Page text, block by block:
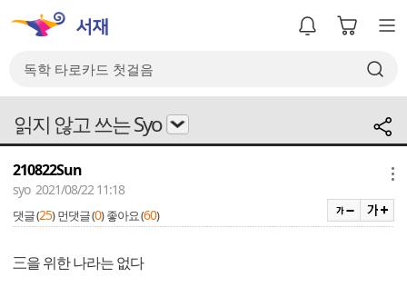
읽지 않고 쓰는 Syo
210822Sun
syo 2021/08/22 11:18
댓글 (25) 먼댓글 (0) 좋아요 (60)
三을 위한 나라는 없다